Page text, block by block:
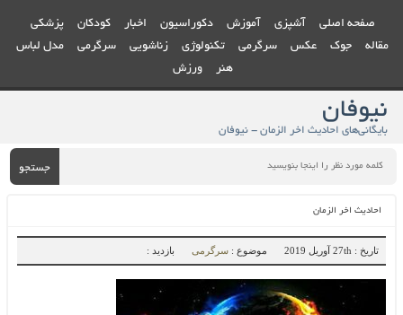
صفحه اصلی آشپزی آموزش دکوراسیون اخبار کودکان
پزشکی
مقاله
جوک عکس سرگرمی تکنولوژی زناشویی سرگرمی
مدل لباس
هنر
ورزش
نیوفان
بایگانی‌های احادیث اخر الزمان - نیوفان
جستجو
احادیث اخر الزمان
تاریخ : 27th آوریل 2019 موضوع : سرگرمی بازدید :